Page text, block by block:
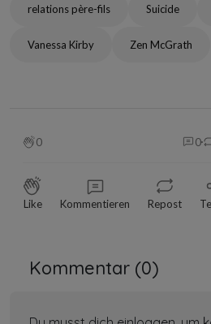
relations père-fils Suicide
Vanessa Kirby Zen McGrath
0 0
Like Kommentieren Repost
Kommentar (0)